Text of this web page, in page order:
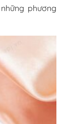
phương